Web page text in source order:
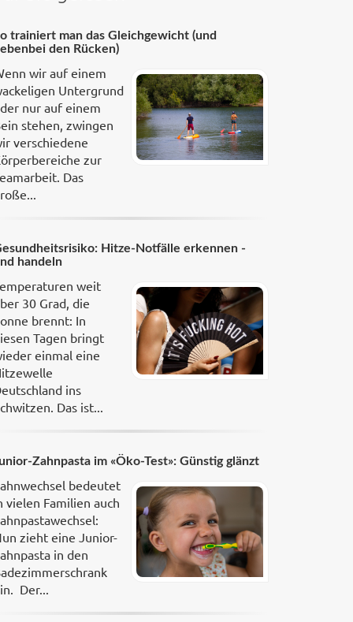
trainiert man das Gleichgewicht (und
den Rücken)
wir auf einem
Untergrund
nur auf einem
stehen, zwingen
verschiedene
zur
Das
Hitze-Notfälle erkennen -
handeln
weit
30 Grad, die
brennt: In
Tagen bringt
einmal eine
ins
Das ist...
Zahnpasta im «Öko-Test»: Günstig glänzt
bedeutet
vielen Familien auch
zieht eine Junior-
in den
Der...